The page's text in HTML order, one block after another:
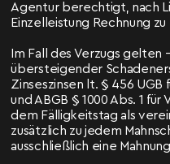
Agentur berechtigt, nach
Einzelleistung Rechnung
Im Fall des Verzugs gelten
übersteigender
Zinseszinsen lt. § 456
und ABGB § 1000 Abs. 1
dem Fälligkeitstag als
zusätzlich zu jedem
ausschließlich eine